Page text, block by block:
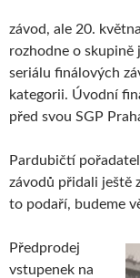
závod, ale 20.
rozhodne o skupině
seriálu finálových
kategorii. Úvodní
před svou SGP
Pardubičtí
závodů přidali ještě
to podaří, budeme
Předprodej
vstupenek na